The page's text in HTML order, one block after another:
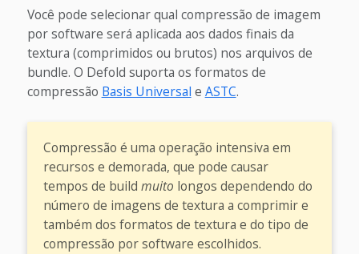
Você pode selecionar qual compressão de imagem
por software será aplicada aos dados finais da
textura (comprimidos ou brutos) nos arquivos de
bundle. O Defold suporta os formatos de
compressão Basis Universal e ASTC.
Compressão é uma operação intensiva em
recursos e demorada, que pode causar
tempos de buildmuito longos dependendo do
número de imagens de textura a comprimir e
também dos formatos de textura e do tipo de
compressão por software escolhidos.